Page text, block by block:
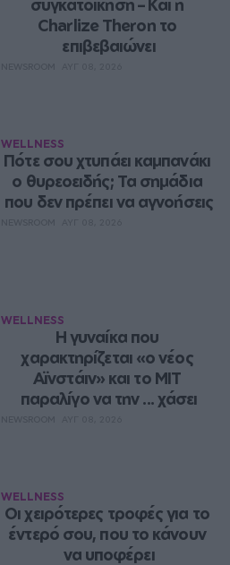
συγκατοίκηση – Και η
Charlize Theron το
επιβεβαιώνει
WELLNESS
Πότε σου χτυπάει καμπανάκι
ο θυρεοειδής; Τα σημάδια
που δεν πρέπει να αγνοήσεις
WELLNESS
Η γυναίκα που
χαρακτηρίζεται «ο νέος
Αϊνστάιν» και το MIT
παραλίγο να την ... χάσει
WELLNESS
Οι χειρότερες τροφές για το
έντερό σου, που το κάνουν
να υποφέρει